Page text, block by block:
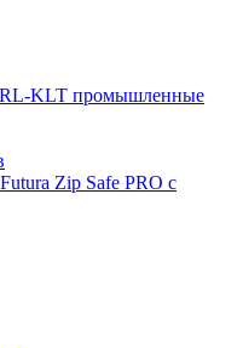
RL-KLT промышленные
Zip Safe PRO с